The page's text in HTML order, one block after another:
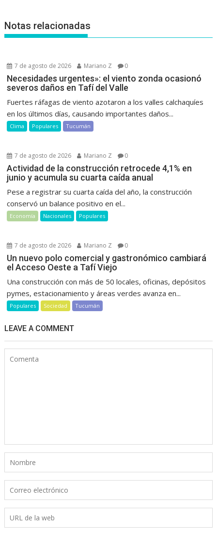
Notas relacionadas
7 de agosto de 2026 Mariano Z 0
Necesidades urgentes»: el viento zonda ocasionó
severos daños en Tafí del Valle
Fuertes ráfagas de viento azotaron a los valles calchaquíes
en los últimos días, causando importantes daños...
Clima Populares Tucumán
7 de agosto de 2026 Mariano Z 0
Actividad de la construcción retrocede 4,1% en
junio y acumula su cuarta caída anual
Pese a registrar su cuarta caída del año, la construcción
conservó un balance positivo en el...
Economía Nacionales Populares
7 de agosto de 2026 Mariano Z 0
Un nuevo polo comercial y gastronómico cambiará
el Acceso Oeste a Tafí Viejo
Una construcción con más de 50 locales, oficinas, depósitos
pymes, estacionamiento y áreas verdes avanza en...
Populares Sociedad Tucumán
LEAVE A COMMENT